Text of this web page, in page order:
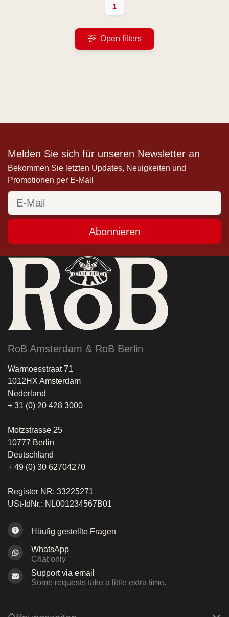
1
Open filters
Melden Sie sich für unseren Newsletter an
Bekommen Sie letzten Updates, Neuigkeiten und
Promotionen per E-Mail
Abonnieren
RoB Amsterdam & RoB Berlin
Warmoesstraat 71
1012HX Amsterdam
Nederland
+ 31 (0) 20 428 3000
Motzstrasse 25
10777 Berlin
Deutschland
+ 49 (0) 30 62704270
Register NR: 33225271
USt-IdNr.: NL001234567B01
Häufig gestellte Fragen
WhatsApp
Chat only
Support via email
Some requests take a little extra time.